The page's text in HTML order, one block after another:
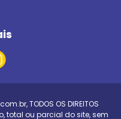
, TODOS OS DIREITOS
total ou parcial do site, sem